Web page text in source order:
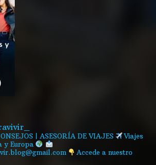
| ASESORÍA DE VIAJES
Viajes
y Europa
Accede a nuestro